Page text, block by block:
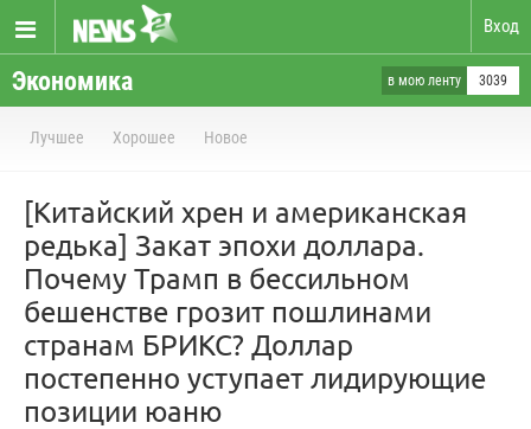
Вход
Экономика в мою ленту 3039
Лучшее Хорошее Новое
[Китайский хрен и американская
редька] Закат эпохи доллара.
Почему Трамп в бессильном
бешенстве грозит пошлинами
странам БРИКС? Доллар
постепенно уступает лидирующие
позиции юаню